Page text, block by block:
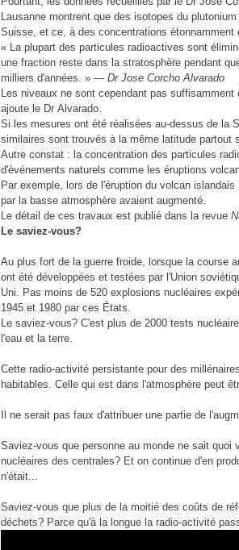
Lausanne montrent que des isotopes du
Suisse, et ce, à des concentrations
« La plupart des particules radioactives sont
une fraction reste dans la stratosphère pendant
milliers d'années. » — Dr Jose Corcho Alvarado
Les niveaux ne sont cependant pas
ajoute le Dr Alvarado.
Si les mesures ont été réalisées au-dessus de la
similaires sont trouvés à la même latitude partout
Autre constat : la concentration des particules
d'événements naturels comme les éruptions
Par exemple, lors de l'éruption du volcan
par la basse atmosphère avaient augmenté.
Le détail de ces travaux est publié dans la revue
Le saviez-vous?
Au plus fort de la guerre froide, lorsque la course
ont été développées et testées par l'Union
Uni. Pas moins de 520 explosions nucléaires
1945 et 1980 par ces États.
Le saviez-vous? C'est plus de 2000 tests
l'eau et la terre.
Cette radio-activité persistante pour des
habitables. Celle qui est dans l'atmosphère peut
Il ne serait pas faux d'attribuer une partie de
Saviez-vous que personne au monde ne sait quoi
nucléaires des centrales? Et on continue d'en
n'était...
Saviez-vous que plus de la moitié des coûts de
déchets? Parce qu'à la longue la radio-activité